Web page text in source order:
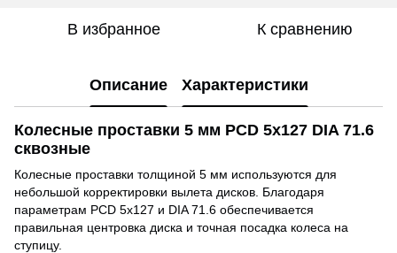
В избранное К сравнению
Описание Характеристики
Колесные проставки 5 мм PCD 5x127 DIA 71.6
сквозные
Колесные проставки толщиной 5 мм используются для
небольшой корректировки вылета дисков. Благодаря
параметрам PCD 5x127 и DIA 71.6 обеспечивается
правильная центровка диска и точная посадка колеса на
ступицу.